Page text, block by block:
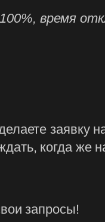
время
заявку
когда же
запросы!